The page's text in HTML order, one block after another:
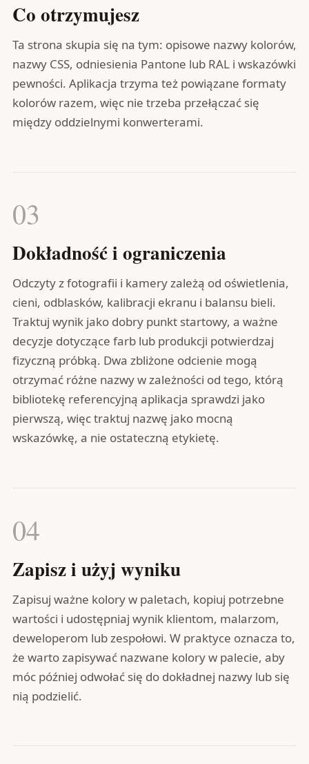
Co otrzymujesz
Ta strona skupia się na tym: opisowe nazwy kolorów,
nazwy CSS, odniesienia Pantone lub RAL i wskazówki
pewności. Aplikacja trzyma też powiązane formaty
kolorów razem, więc nie trzeba przełączać się
między oddzielnymi konwerterami.
03
Dokładność i ograniczenia
Odczyty z fotografii i kamery zależą od oświetlenia,
cieni, odblasków, kalibracji ekranu i balansu bieli.
Traktuj wynik jako dobry punkt startowy, a ważne
decyzje dotyczące farb lub produkcji potwierdzaj
fizyczną próbką. Dwa zbliżone odcienie mogą
otrzymać różne nazwy w zależności od tego, którą
bibliotekę referencyjną aplikacja sprawdzi jako
pierwszą, więc traktuj nazwę jako mocną
wskazówkę, a nie ostateczną etykietę.
04
Zapisz i użyj wyniku
Zapisuj ważne kolory w paletach, kopiuj potrzebne
wartości i udostępniaj wynik klientom, malarzom,
deweloperom lub zespołowi. W praktyce oznacza to,
że warto zapisywać nazwane kolory w palecie, aby
móc później odwołać się do dokładnej nazwy lub się
nią podzielić.